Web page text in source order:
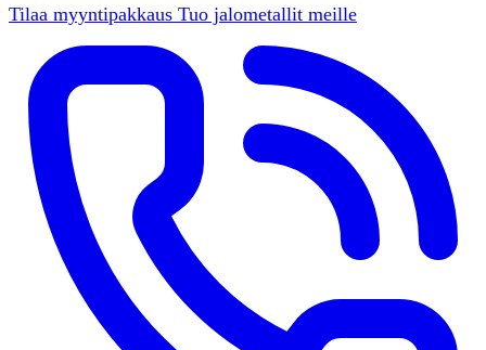
Tilaa myyntipakkaus Tuo jalometallit meille